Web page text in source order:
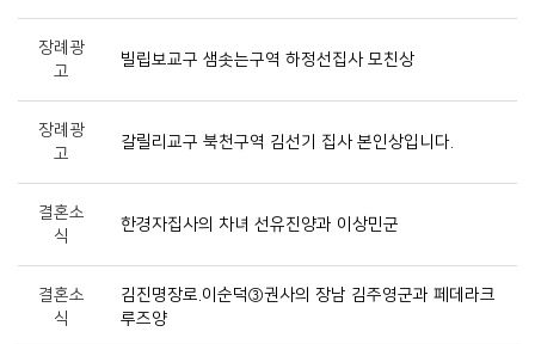
장례광
고
빌립보교구 샘솟는구역 하정선집사 모친상
장례광
고
갈릴리교구 북천구역 김선기 집사 본인상입니다.
결혼소
식
한경자집사의 차녀 선유진양과 이상민군
결혼소
식
김진명장로.이순덕③권사의 장남 김주영군과 페데라크
루즈양